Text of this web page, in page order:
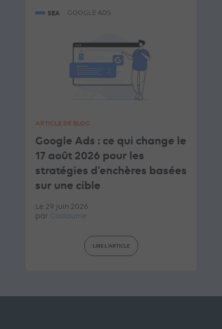
SEA GOOGLE ADS
ARTICLE DE BLOG
Google Ads : ce qui change le
17 août 2026 pour les
stratégies d’enchères basées
sur une cible
Le 29 juin 2026
par Guillaume
LIRE L'ARTICLE